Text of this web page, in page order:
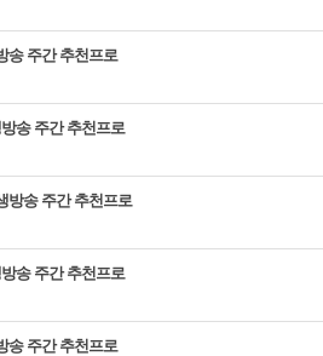
송 주간 추천프로
송 주간 추천프로
방송 주간 추천프로
송 주간 추천프로
송 주간 추천프로